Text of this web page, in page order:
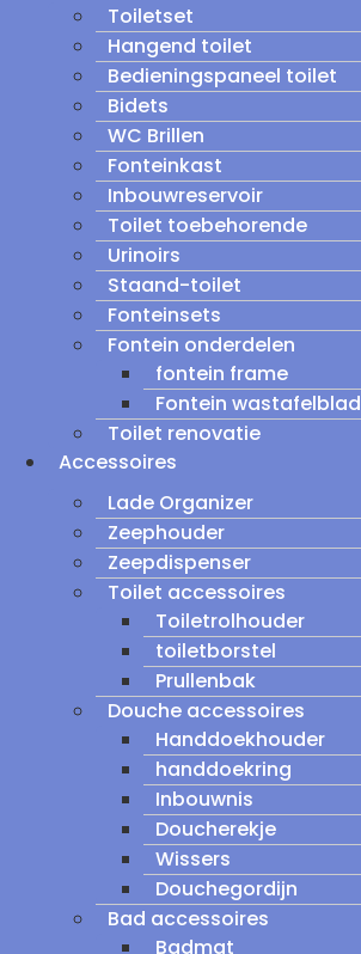
Toiletset
Hangend toilet
Bedieningspaneel toilet
Bidets
WC Brillen
Fonteinkast
Inbouwreservoir
Toilet toebehorende
Urinoirs
Staand-toilet
Fonteinsets
Fontein onderdelen
fontein frame
Fontein wastafelblad
Toilet renovatie
Accessoires
Lade Organizer
Zeephouder
Zeepdispenser
Toilet accessoires
Toiletrolhouder
toiletborstel
Prullenbak
Douche accessoires
Handdoekhouder
handdoekring
Inbouwnis
Doucherekje
Wissers
Douchegordijn
Bad accessoires
Badmat